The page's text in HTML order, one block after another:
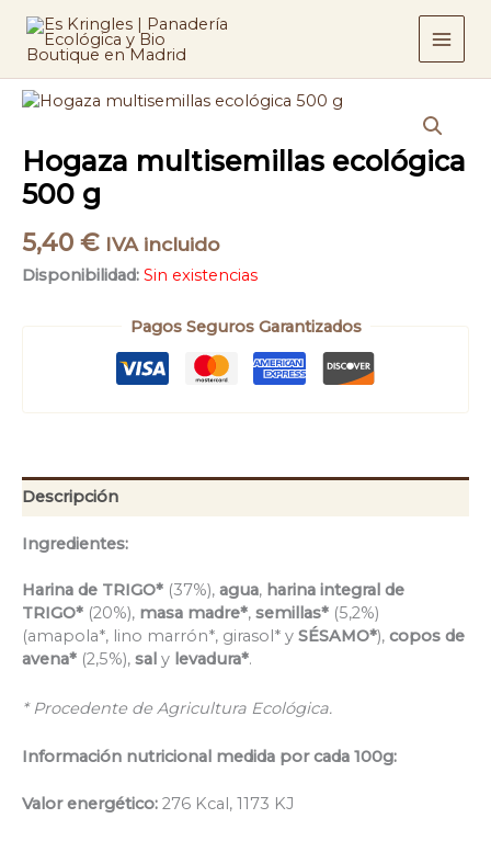
contenido
Hogaza multisemillas ecológica
500 g
5,40 € IVA incluido
Disponibilidad: Sin existencias
Pagos Seguros Garantizados
Descripción
Ingredientes:
Harina de TRIGO* (37%), agua, harina integral de
TRIGO* (20%), masa madre*, semillas* (5,2%)
(amapola*, lino marrón*, girasol* y SÉSAMO*), copos de
avena* (2,5%), sal y levadura*.
* Procedente de Agricultura Ecológica.
Información nutricional medida por cada 100g:
Valor energético: 276 Kcal, 1173 KJ